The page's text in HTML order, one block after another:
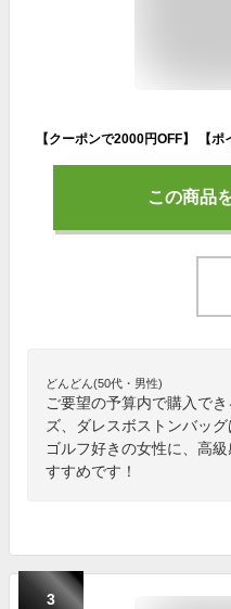
この商品
どんどん(50代・男性)
ご要望の予算内で購入で
ズ、ダレスボストンバッ
ゴルフ好きの女性に、高
すすめです！
3